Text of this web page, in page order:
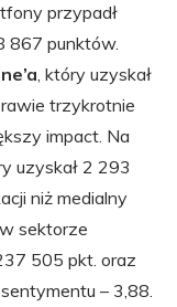
przypadł
867 punktów.
, który uzyskał
trzykrotnie
impact. Na
uzyskał 2 293
niż medialny
sektorze
505 pkt. oraz
– 3,88.